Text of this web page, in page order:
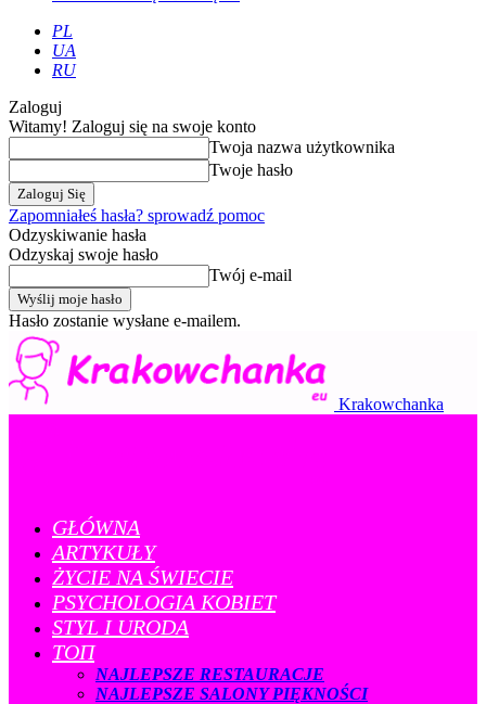
PL
UA
RU
Zaloguj
Witamy! Zaloguj się na swoje konto
Twoja nazwa użytkownika
Twoje hasło
Zapomniałeś hasła? sprowadź pomoc
Odzyskiwanie hasła
Odzyskaj swoje hasło
Twój e-mail
Hasło zostanie wysłane e-mailem.
Krakowchanka
GŁÓWNA
ARTYKUŁY
ŻYCIE NA ŚWIECIE
PSYCHOLOGIA KOBIET
STYL I URODA
ТОП
NAJLEPSZE RESTAURACJE
NAJLEPSZE SALONY PIĘKNOŚCI